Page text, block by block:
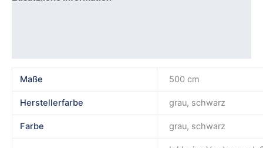
Maße 500 cm
Herstellerfarbe grau, schwarz
Farbe grau, schwarz